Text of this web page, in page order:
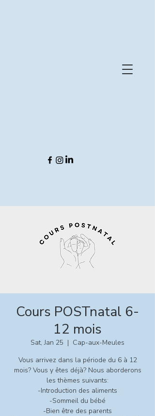
Cours POSTnatal 6-
12 mois
Sat, Jan 25
  |
Cap-aux-Meules
Vous arrivez dans la période du 6 à 12
mois? Vous y êtes déjà? Nous aborderons
les thèmes suivants:
-Introduction des aliments
-Sommeil du bébé
-Bien être des parents